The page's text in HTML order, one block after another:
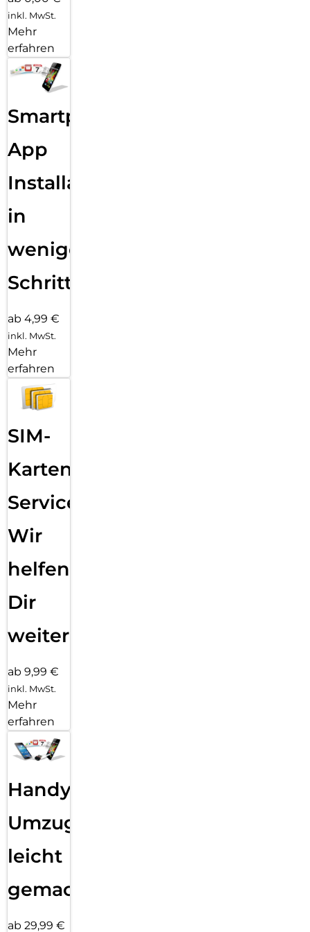
inkl. MwSt.
Mehr
erfahren
Smartphone
App
Installation
in
wenigen
Schritten
ab 4,99 €
inkl. MwSt.
Mehr
erfahren
SIM-
Karten
Service:
Wir
helfen
Dir
weiter
ab 9,99 €
inkl. MwSt.
Mehr
erfahren
Handy
Umzug
leicht
gemacht!
ab 29,99 €